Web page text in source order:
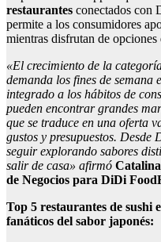
restaurantes conectados con
permite a los consumidores
mientras disfrutan de opciones
«El crecimiento de la
demanda los fines de semana
integrado a los hábitos de
pueden encontrar grandes
que se traduce en una oferta
gustos y presupuestos. Desde
seguir explorando sabores
salir de casa» afirmó
de Negocios para DiDi Food
Top 5 restaurantes de sushi
fanáticos del sabor japonés: